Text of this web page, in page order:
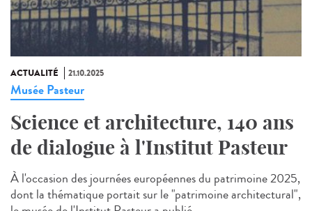
ACTUALITÉ 21.10.2025
Musée Pasteur
Science et architecture, 140 ans
de dialogue à l'Institut Pasteur
À l'occasion des journées européennes du patrimoine 2025,
dont la thématique portait sur le "patrimoine architectural",